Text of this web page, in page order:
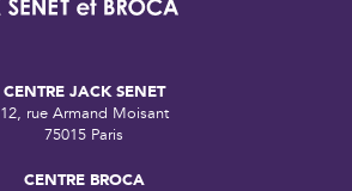
CENTRE JACK SENET
12, rue Armand Moisant
75015 Paris
CENTRE BROCA